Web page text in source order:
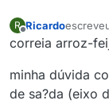
R
Offline
Ricardo
última
correia arroz-
minha dúvida
de sa?da (eixo